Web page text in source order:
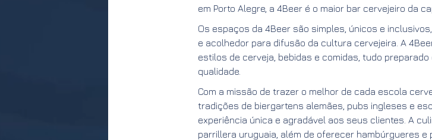
em Porto Alegre, a 4Beer é o maior bar cervejeiro da
Os espaços da 4Beer são simples, únicos e
e acolhedor para difusão da cultura cervejeira. A
estilos de cerveja, bebidas e comidas, tudo
qualidade.
Com a missão de trazer o melhor de cada escola
tradições de biergartens alemães, pubs ingleses e
experiência única e agradável aos seus clientes. A
parrillera uruguaia, além de oferecer hambúrgueres e